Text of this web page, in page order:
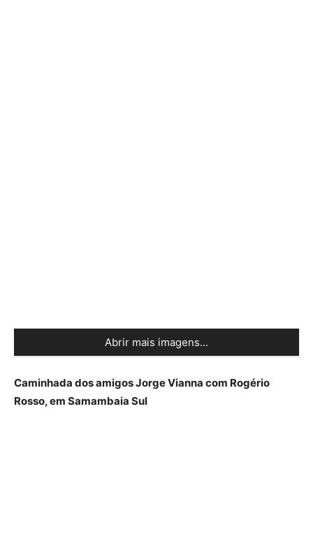
Abrir mais imagens...
Caminhada dos amigos Jorge Vianna com Rogério
Rosso, em Samambaia Sul